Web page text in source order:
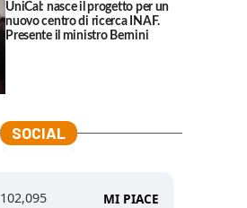
UniCal: nasce il progetto per un
nuovo centro di ricerca INAF.
Presente il ministro Bernini
SOCIAL
102,095 MI PIACE